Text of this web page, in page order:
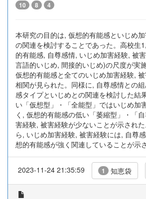
10 8 4
本研究の目的は, 仮想的有能感といじめ
の関連を検討することであった。高校生
的有能感, 自尊感情, いじめ加害経験, 被
言語的いじめ, 間接的いじめ)の尺度が実
仮想的有能感と全てのいじめ加害経験,
相関が見られた。同様に, 自尊感情との
感タイプといじめとの関連を検討した結
い「仮想型」・「全能型」ではいじめ加
く, 仮想的有能感の低い「萎縮型」・「
害経験, 被害経験が少ないことが示され
ら, いじめ加害経験, 被害経験には, 自尊
想的有能感が強く関連していることが示
2023-11-24 21:35:59 1 知恵袋